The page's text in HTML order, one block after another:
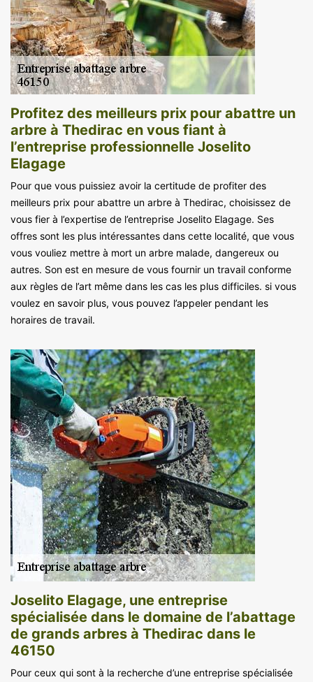
Profitez des meilleurs prix pour abattre un
arbre à Thedirac en vous fiant à
l’entreprise professionnelle Joselito
Elagage
Pour que vous puissiez avoir la certitude de profiter des
meilleurs prix pour abattre un arbre à Thedirac, choisissez de
vous fier à l’expertise de l’entreprise Joselito Elagage. Ses
offres sont les plus intéressantes dans cette localité, que vous
vous vouliez mettre à mort un arbre malade, dangereux ou
autres. Son est en mesure de vous fournir un travail conforme
aux règles de l’art même dans les cas les plus difficiles. si vous
voulez en savoir plus, vous pouvez l’appeler pendant les
horaires de travail.
Joselito Elagage, une entreprise
spécialisée dans le domaine de l’abattage
de grands arbres à Thedirac dans le
46150
Pour ceux qui sont à la recherche d’une entreprise spécialisée